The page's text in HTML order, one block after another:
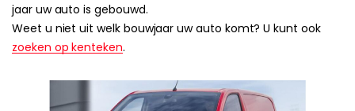
jaar uw auto is gebouwd.
Weet u niet uit welk bouwjaar uw auto komt? U kunt ook
zoeken op kenteken.